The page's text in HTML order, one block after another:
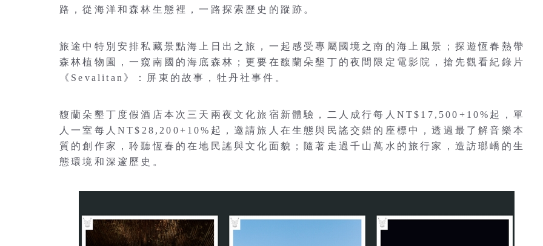
路，從海洋和森林生態裡，一路探索歷史的蹤跡。
旅途中特別安排私藏景點海上日出之旅，一起感受專屬國境之南的海上風景；探遊恆春熱帶
森林植物園，一窺南國的海底森林；更要在馥蘭朵墾丁的夜間限定電影院，搶先觀看紀錄片
《Sevalitan》：屏東的故事，牡丹社事件。
馥蘭朵墾丁度假酒店本次三天兩夜文化旅宿新體驗，二人成行每人NT$17,500+10%起，單
人一室每人NT$28,200+10%起，邀請旅人在生態與民謠交錯的座標中，透過最了解音樂本
質的創作家，聆聽恆春的在地民謠與文化面貌；隨著走過千山萬水的旅行家，造訪瑯嶠的生
態環境和深邃歷史。